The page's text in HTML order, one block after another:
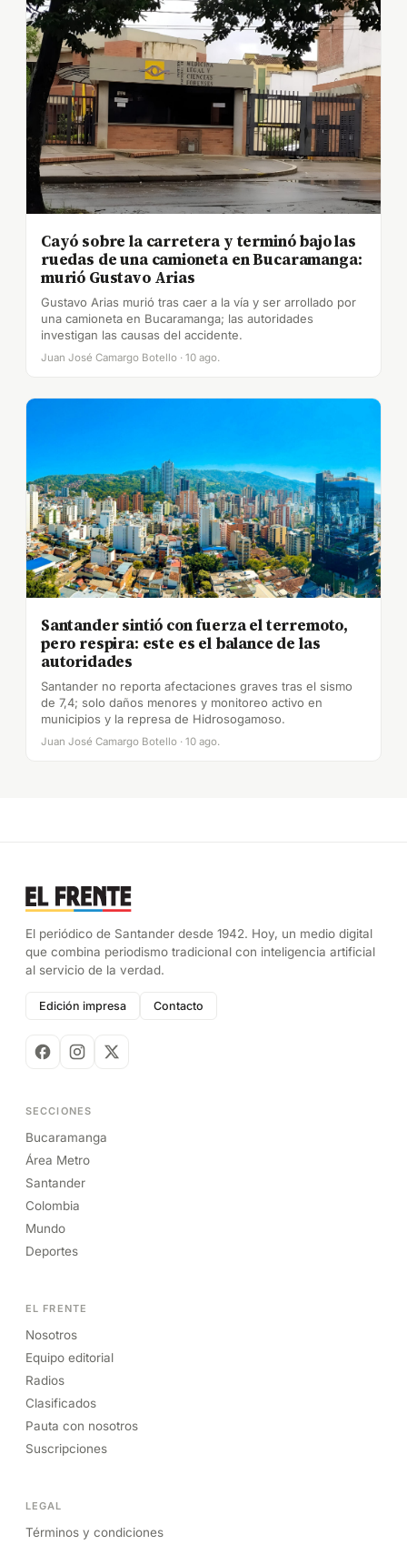
Cayó sobre la carretera y terminó bajo las
ruedas de una camioneta en Bucaramanga:
murió Gustavo Arias
Gustavo Arias murió tras caer a la vía y ser arrollado por
una camioneta en Bucaramanga; las autoridades
investigan las causas del accidente.
Juan José Camargo Botello · 10 ago.
Santander sintió con fuerza el terremoto,
pero respira: este es el balance de las
autoridades
Santander no reporta afectaciones graves tras el sismo
de 7,4; solo daños menores y monitoreo activo en
municipios y la represa de Hidrosogamoso.
Juan José Camargo Botello · 10 ago.
El periódico de Santander desde 1942. Hoy, un medio digital
que combina periodismo tradicional con inteligencia artificial
al servicio de la verdad.
Edición impresa Contacto
SECCIONES
Bucaramanga
Área Metro
Santander
Colombia
Mundo
Deportes
EL FRENTE
Nosotros
Equipo editorial
Radios
Clasificados
Pauta con nosotros
Suscripciones
LEGAL
Términos y condiciones